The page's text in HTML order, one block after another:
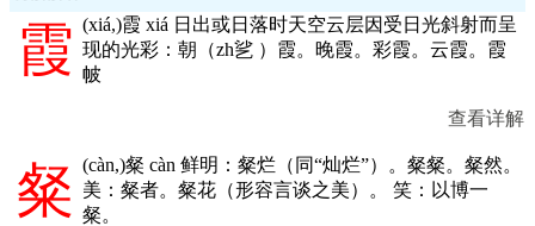
霞 (xiá,)霞 xiá 日出或日落时天空云层因受日光斜射而呈
现的光彩：朝（zh乷 ）霞。晚霞。彩霞。云霞。霞
帔
查看详解
粲 (càn,)粲 càn 鲜明：粲烂（同“灿烂”）。粲粲。粲然。
美：粲者。粲花（形容言谈之美）。 笑：以博一
粲。